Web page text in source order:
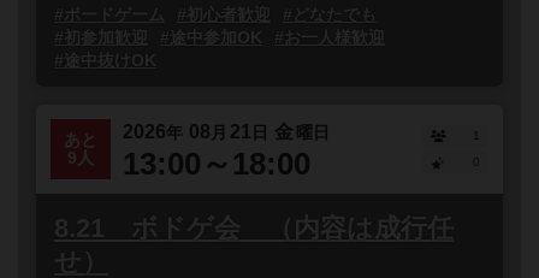
#ボードゲーム
#初心者歓迎
#どなたでも
#初参加歓迎
#途中参加OK
#お一人様歓迎
#途中抜けOK
あと
9人
2026年 08 月 21 日 金曜日
13:00～18:00
1
8.21 ボドゲ会 （内容は成行任
せ）